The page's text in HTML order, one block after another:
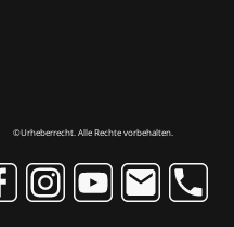
©Urheberrecht. Alle Rechte vorbehalten.